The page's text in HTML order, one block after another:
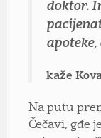
doktor.
apoteke,
kaže
Na putu
Čečavi, gđe